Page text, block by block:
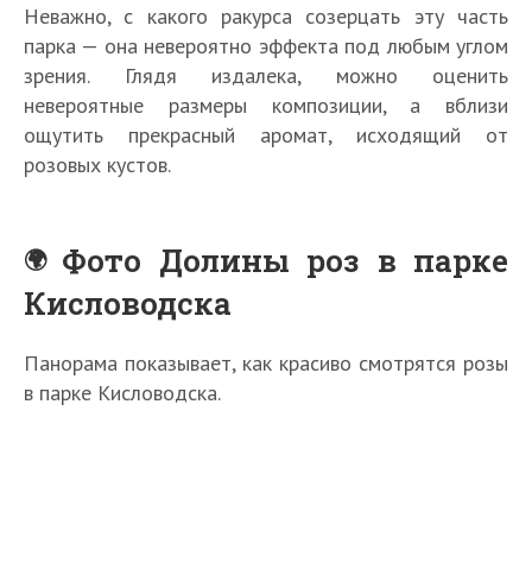
Неважно, с какого ракурса созерцать эту часть
парка — она невероятно эффекта под любым углом
зрения. Глядя издалека, можно оценить
невероятные размеры композиции, а вблизи
ощутить прекрасный аромат, исходящий от
розовых кустов.
Фото Долины роз в парке
Кисловодска
Панорама показывает, как красиво смотрятся розы
в парке Кисловодска.